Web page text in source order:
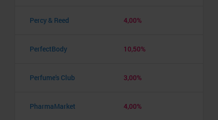
Percy & Reed 4,00%
PerfectBody 10,50%
Perfume's Club 3,00%
PharmaMarket 4,00%